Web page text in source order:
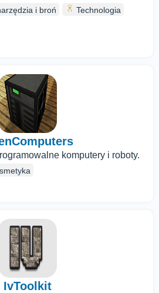
i broń
Technologia
komputery i roboty.
IvToolkit